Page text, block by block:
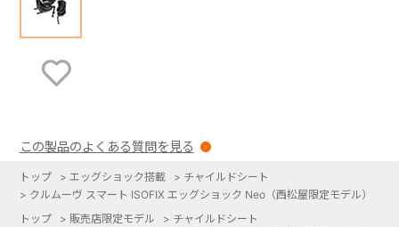
この製品のよくある質問を見る
トップ > エッグショック搭載 > チャイルドシート
> クルムーヴ スマート ISOFIX エッグショック Neo（西松屋限定モデル）
トップ
> 販売店限定モデル > チャイルドシート